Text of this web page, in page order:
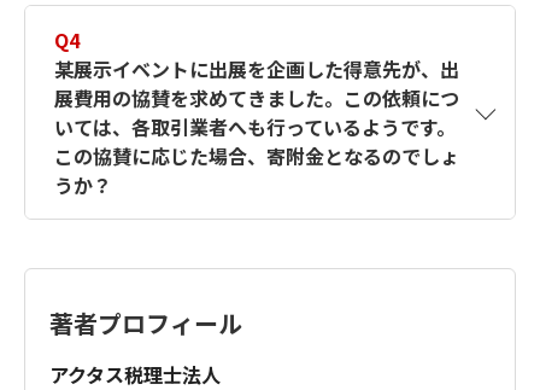
は、一部の役員や従業員が対象となるため、
また、特定の役員のみを対象とする等の場合
には、給与課税すべきケースも考えられま
す。
なお、専ら社員同士の慰安のための飲食（社
内交際費）は、交際費等から除かれる1人当た
り5,000円以下の飲食費等の対象とはなりませ
しかし、質問のように単なる飲食物の詰め合
わせ等を贈答する行為は、接待等を行うため
の飲食費には該当しないため、事業に関係の
ある者等に対する贈答として、交際費等に該
当します。
Q4
某展示イベントに出展を企画した得意先が、出
展費用の協賛を求めてきました。この依頼につ
いては、各取引業者へも行っているようです。
この協賛に応じた場合、寄附金となるのでしょ
うか？
用は社会一般に対する宣伝が目的ですので、
広告宣伝費に該当します。
一方、協賛を行った会社の支出は、得意先と
著者プロフィール
アクタス税理士法人